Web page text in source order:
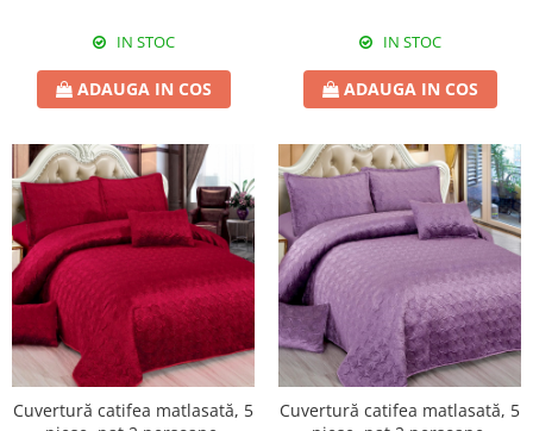
IN STOC
ADAUGA IN COS
IN STOC
ADAUGA IN COS
Cuvertură catifea matlasată, 5
Cuvertură catifea matlasată, 5